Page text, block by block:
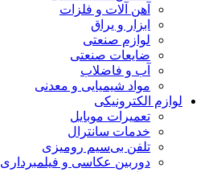
آهن آلات و فلزات
ابزار و یراق
لوازم صنعتی
ضایعات صنعتی
آب و فاضلاب
مواد شیمیایی و معدنی
لوازم الکترونیکی
تعمیرات موبایل
خدمات سانترال
تلفن بی‌سیم رومیزی
دوربین عکاسی و فیلمبرداری